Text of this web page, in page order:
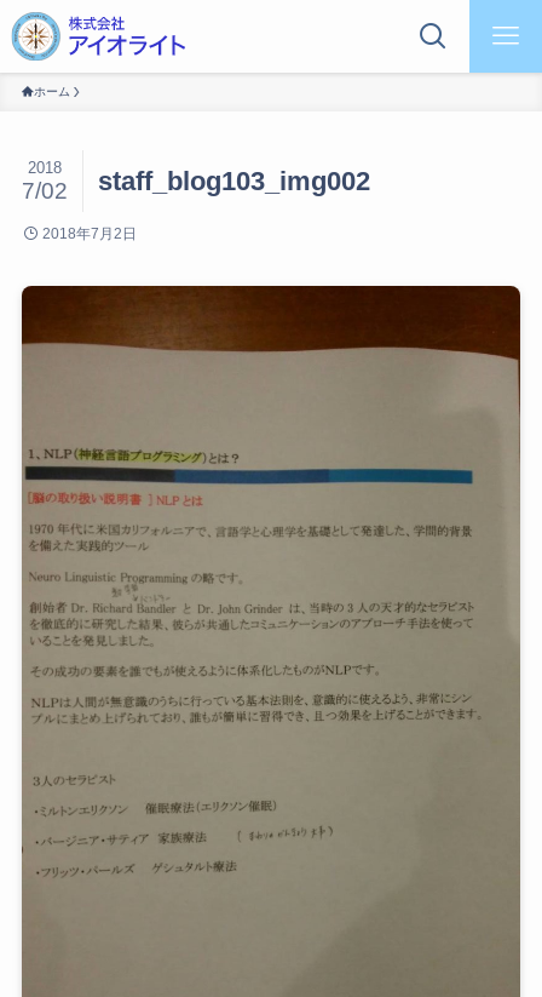
ホーム
staff_blog103_img002
2018
7/02
2018年7月2日